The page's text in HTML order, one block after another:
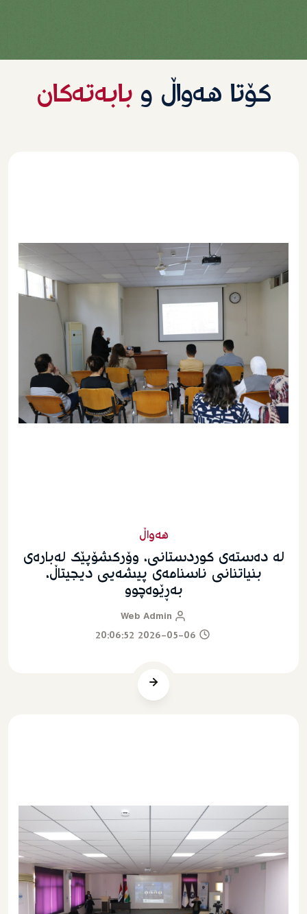
کۆتا هەواڵ و بابەتەکان
هەواڵ
له‌ ده‌سته‌ى کوردستانى، وۆرکشۆپێک له‌باره‌ى
بنیاتنانى ناسنامه‌ى پیشه‌یى دیجیتاڵ،
به‌ڕێوه‌چوو
Web Admin
2026-05-06 20:06:52